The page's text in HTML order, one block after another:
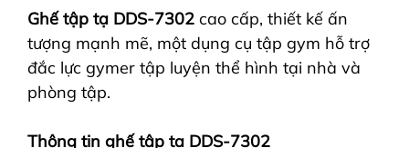
Ghế tập tạ DDS-7302 cao cấp, thiết kế ấn
tượng mạnh mẽ, một dụng cụ tập gym hỗ trợ
đắc lực gymer tập luyện thể hình tại nhà và
phòng tập.
Thông tin ghế tập tạ DDS-7302